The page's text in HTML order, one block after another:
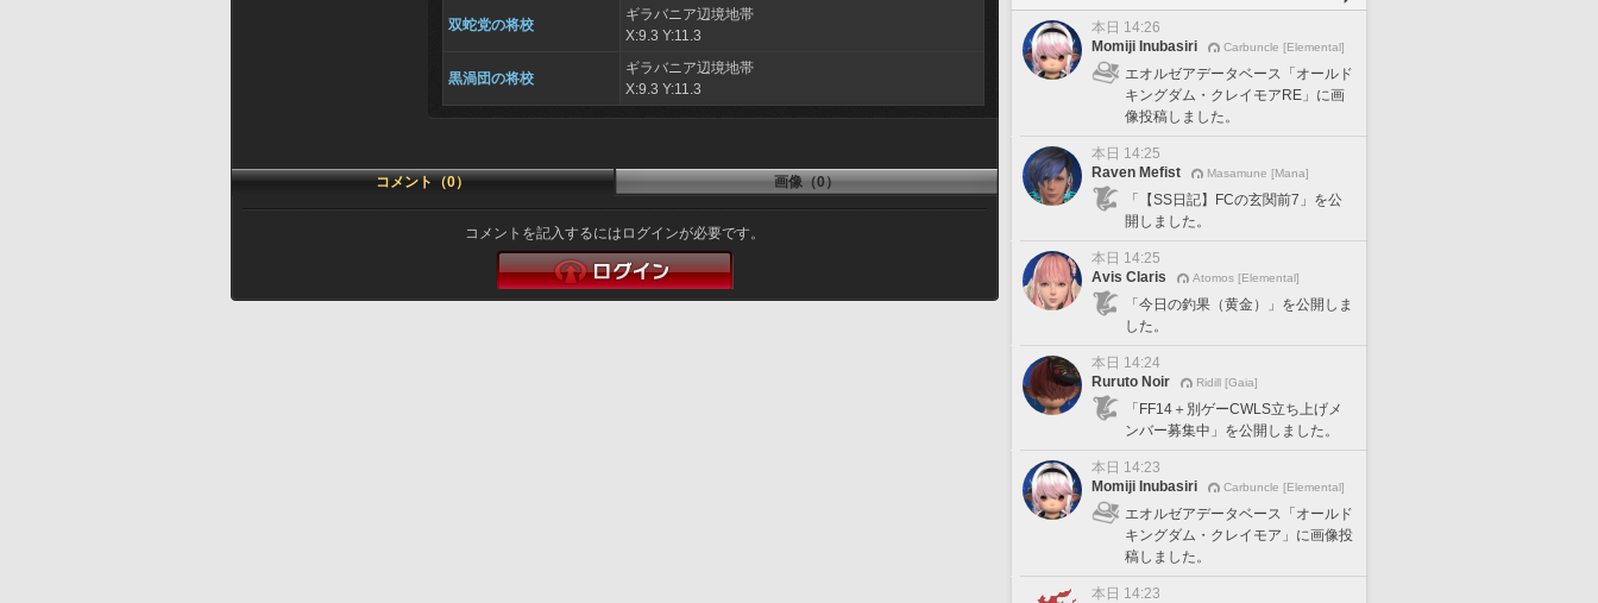
双蛇党の将校
ギラバニア辺境地帯
X:9.3 Y:11.3
黒渦団の将校
ギラバニア辺境地帯
X:9.3 Y:11.3
コメント（0） 画像（0）
コメントを記入するにはログインが必要です。
本日 14:26
Momiji Inubasiri
Carbuncle [Elemental]
エオルゼアデータベース「オールド
キングダム・クレイモアRE」に画
像投稿しました。
本日 14:25
Raven Mefist
Masamune [Mana]
「【SS日記】FCの玄関前7」を公
開しました。
本日 14:25
Avis Claris
Atomos [Elemental]
「今日の釣果（黄金）」を公開しま
した。
本日 14:24
Ruruto Noir
Ridill [Gaia]
「FF14＋別ゲーCWLS立ち上げメ
ンバー募集中」を公開しました。
本日 14:23
Momiji Inubasiri
Carbuncle [Elemental]
エオルゼアデータベース「オールド
キングダム・クレイモア」に画像投
稿しました。
本日 14:23